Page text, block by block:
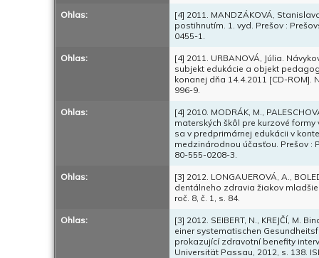
Ohlas:
[4] 2011. MANDZÁKOVÁ,
postihnutím. 1. vyd. Prešov :
0455-1.
Ohlas:
[4] 2011. URBANOVÁ, Júlia.
subjekt edukácie a objekt
konanej dňa 14.4.2011 [CD-ROM].
996-9.
Ohlas:
[4] 2010. MODRÁK, M.,
materských škôl pre kurzové
sa v predprimárnej edukácii v
medzinárodnou účasťou. Prešov :
80-555-0208-3.
Ohlas:
[3] 2012. LONGAUEROVÁ, A.,
dentálneho zdravia žiakov
roč. 8, č. 1, s. 84.
Ohlas:
[3] 2012. SEIBERT, N., KREJČÍ,
einer systematischen
prokazující zdravotní benefity
Universität Passau, 2012, s. 138.